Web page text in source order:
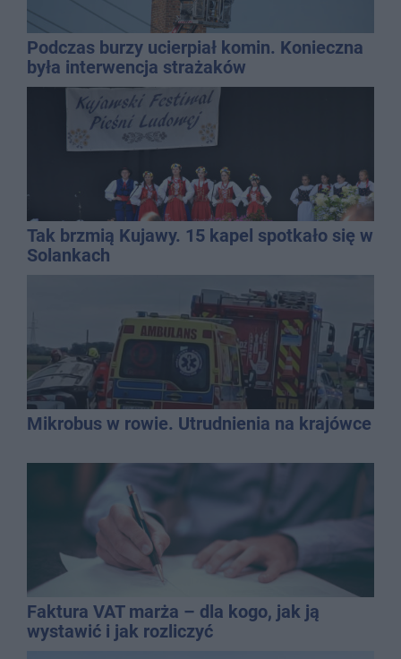
Podczas burzy ucierpiał komin. Konieczna
była interwencja strażaków
Tak brzmią Kujawy. 15 kapel spotkało się w
Solankach
Mikrobus w rowie. Utrudnienia na krajówce
Faktura VAT marża – dla kogo, jak ją
wystawić i jak rozliczyć